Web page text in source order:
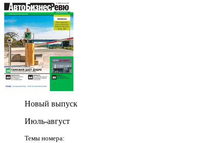
Новый выпуск
Июль-август
Темы номера: